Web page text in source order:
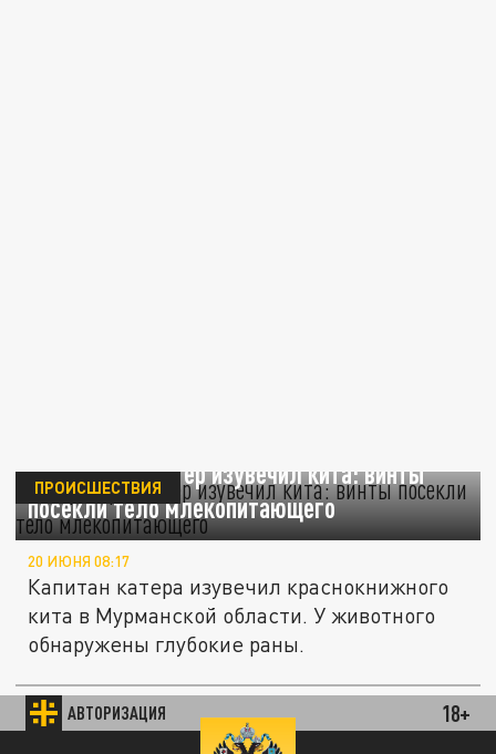
АВТОРИЗАЦИЯ 18+
В Териберке катер изувечил кита: винты
посекли тело млекопитающего
ПРОИСШЕСТВИЯ
20 ИЮНЯ 08:17
Капитан катера изувечил краснокнижного
кита в Мурманской области. У животного
обнаружены глубокие раны.
Предатели везде. Ударные дроны вылетали
прямо из кузова фуры в Мурманской
ПРОИСШЕСТВИЯ